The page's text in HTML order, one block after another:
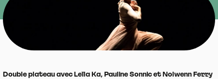
Double plateau avec Leïla Ka, Pauline Sonnic et Nolwenn Ferry